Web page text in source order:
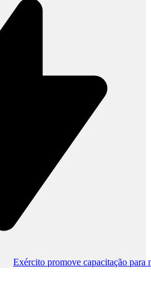
Exército promove capacitação para